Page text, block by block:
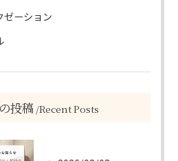
ゼーション
投稿 Recent Posts